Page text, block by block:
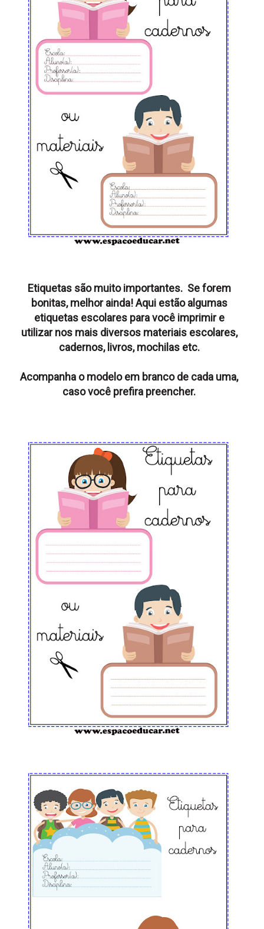
Etiquetas são muito importantes. Se forem
bonitas, melhor ainda! Aqui estão algumas
etiquetas escolares para você imprimir e
utilizar nos mais diversos materiais escolares,
cadernos, livros, mochilas etc.
Acompanha o modelo em branco de cada uma,
caso você prefira preencher.